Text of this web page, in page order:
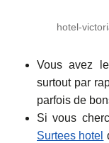
hotel-
Vous avez le
surtout par
parfois de
Si vous
Surtees hotel